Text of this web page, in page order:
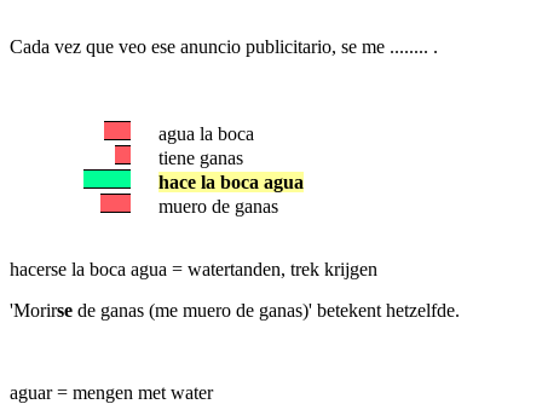
Cada vez que veo ese anuncio publicitario, se me ........ .
agua la boca
tiene ganas
hace la boca agua
muero de ganas
hacerse la boca agua = watertanden, trek krijgen
'Morirse de ganas (me muero de ganas)' betekent hetzelfde.
aguar = mengen met water